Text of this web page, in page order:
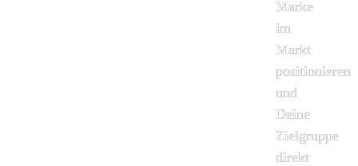
Marke
im
Markt
positionieren
und
Deine
Zielgruppe
direkt